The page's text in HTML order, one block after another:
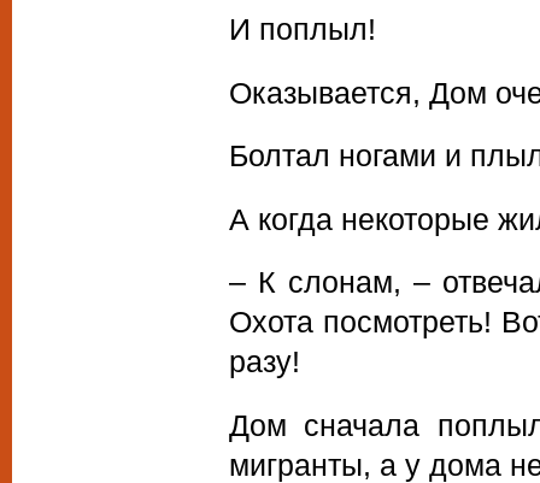
И поплыл!
Оказывается, Дом
Болтал ногами и
А когда некоторые
– К слонам, –
Охота посмотреть!
разу!
Дом сначала
мигранты, а у дома